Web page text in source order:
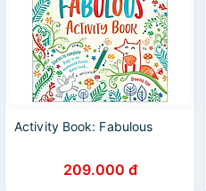
Activity Book: Fabulous
209.000 đ